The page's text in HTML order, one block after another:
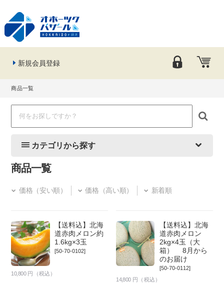
新規会員登録
商品一覧
カテゴリから探す
商品一覧
価格（安い順） 価格（高い順） 新着順
【送料込】北海
道赤肉メロン約
1.6kg×3玉
[50-70-0102]
10,800 円（税込）
【送料込】北海
道赤肉メロン
2kg×4玉（大
箱） 8月から
のお届け
[50-70-0112]
14,800 円（税込）